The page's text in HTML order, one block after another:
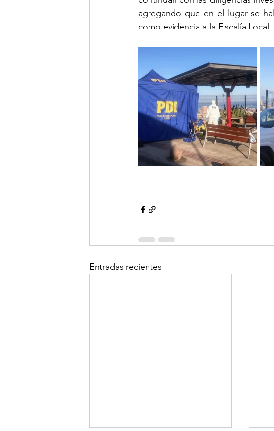
agregando que en el lugar se
como evidencia a la Fiscalía Local.
Entradas recientes